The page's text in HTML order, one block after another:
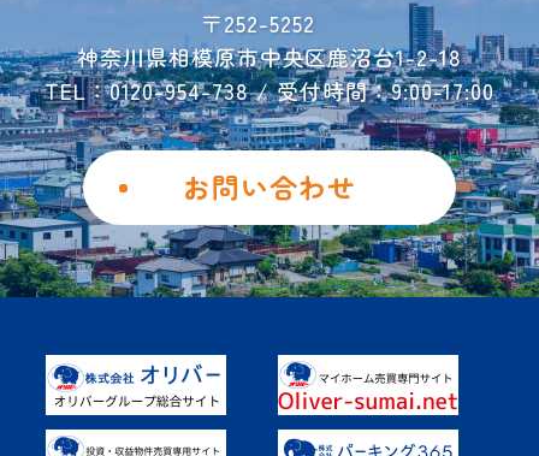
お問い合わせ
ご解約フォーム
個人情報保護方針
勧誘方針
Instagram
Facebook
具体的なご活用事例
オーナー様の声
〒252-5252
神奈川県相模原市中央区鹿沼台1-2-18
TEL：0120-954-738 / 受付時間：9:00-17:00
お問い合わせ